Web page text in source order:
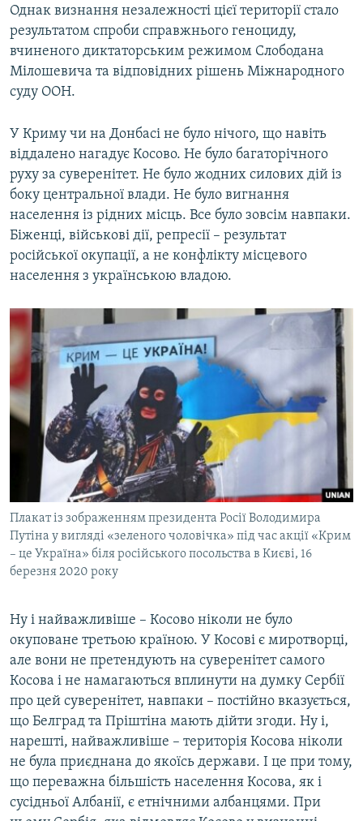
Однак визнання незалежності цієї території стало
результатом спроби справжнього геноциду,
вчиненого диктаторським режимом Слободана
Мілошевича та відповідних рішень Міжнародного
суду ООН.
У Криму чи на Донбасі не було нічого, що навіть
віддалено нагадує Косово. Не було багаторічного
руху за суверенітет. Не було жодних силових дій із
боку центральної влади. Не було вигнання
населення із рідних місць. Все було зовсім навпаки.
Біженці, військові дії, репресії – результат
російської окупації, а не конфлікту місцевого
населення з українською владою.
Плакат із зображенням президента Росії Володимира
Путіна у вигляді «зеленого чоловічка» під час акції «Крим
– це Україна» біля російського посольства в Києві, 16
березня 2020 року
Ну і найважливіше – Косово ніколи не було
окуповане третьою країною. У Косові є миротворці,
але вони не претендують на суверенітет самого
Косова і не намагаються вплинути на думку Сербії
про цей суверенітет, навпаки – постійно вказується,
що Белград та Пріштіна мають дійти згоди. Ну і,
нарешті, найважливіше – територія Косова ніколи
не була приєднана до якоїсь держави. І це при тому,
що переважна більшість населення Косова, як і
сусідньої Албанії, є етнічними албанцями. При